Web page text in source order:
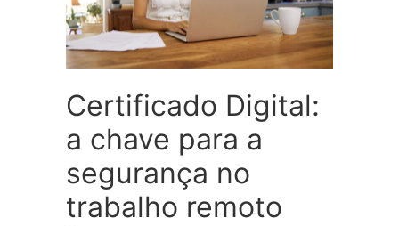
Certificado Digital:
a chave para a
segurança no
trabalho remoto